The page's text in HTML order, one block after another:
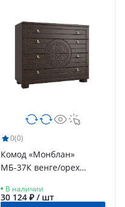
0(0)
Комод «Монблан»
МБ-37К венге/орех
В наличии
30 124 ₽ / шт